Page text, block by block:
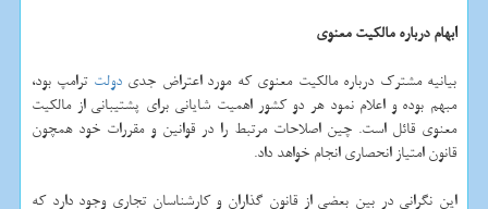
ابهام درباره مالكیت معنوی
بیانیه مشترك درباره مالكیت معنوی كه مورد اعتراض جدیدولت ترامپ بود،
مبهم بوده و اعلام نمود هر دو كشور اهمیت شایانی برای پشتیبانی از مالكیت
معنوی قائل است. چین اصلاحات مرتبط را در قوانین و مقررات خود همچون
قانون امتیاز انحصاری انجام خواهد داد.
این نگرانی در بین بعضی از قانون گذاران و كارشناسان تجاری وجود دارد كه